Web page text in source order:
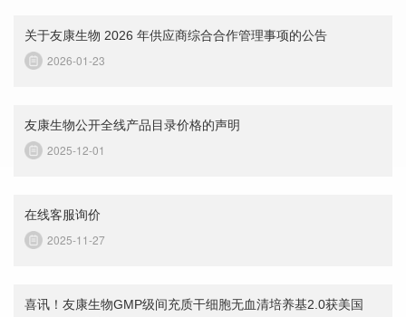
关于友康生物 2026 年供应商综合合作管理事项的公告
2026-01-23
友康生物公开全线产品目录价格的声明
2025-12-01
在线客服询价
2025-11-27
喜讯！友康生物GMP级间充质干细胞无血清培养基2.0获美国